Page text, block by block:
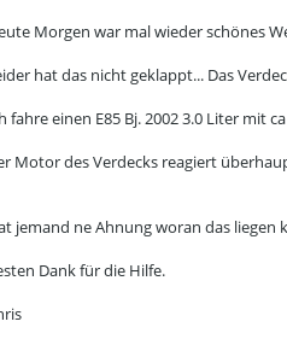
Morgen war mal wieder schönes
hat das nicht geklappt... Das
fahre einen E85 Bj. 2002 3.0 Liter mit
Motor des Verdecks reagiert
jemand ne Ahnung woran das liegen
Dank für die Hilfe.